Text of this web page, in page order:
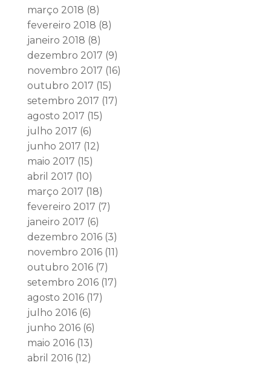
março 2018 (8)
fevereiro 2018 (8)
janeiro 2018 (8)
dezembro 2017 (9)
novembro 2017 (16)
outubro 2017 (15)
setembro 2017 (17)
agosto 2017 (15)
julho 2017 (6)
junho 2017 (12)
maio 2017 (15)
abril 2017 (10)
março 2017 (18)
fevereiro 2017 (7)
janeiro 2017 (6)
dezembro 2016(3)
novembro 2016(11)
outubro 2016(7)
setembro 2016(17)
agosto 2016(17)
julho 2016(6)
junho 2016(6)
maio 2016(13)
abril 2016(12)